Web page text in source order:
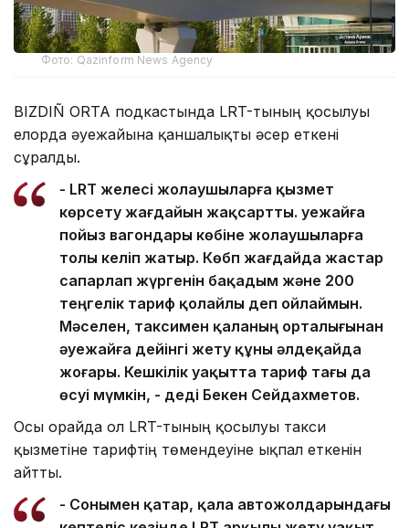
Фото: Qazinform News Agency
BIZDIÑ ORTA подкастында LRT-тының қосылуы
елорда әуежайына қаншалықты әсер еткені
сұралды.
- LRT желесі жолаушыларға қызмет
көрсету жағдайын жақсартты. Әуежайға
пойыз вагондары көбіне жолаушыларға
толы келіп жатыр. Көбп жағдайда жастар
сапарлап жүргенін бақадым және 200
теңгелік тариф қолайлы деп ойлаймын.
Мәселен, таксимен қаланың орталығынан
әуежайға дейінгі жету құны әлдеқайда
жоғары. Кешкілік уақытта тариф тағы да
өсуі мүмкін, - деді Бекен Сейдахметов.
Осы орайда ол LRT-тының қосылуы такси
қызметіне тарифтің төмендеуіне ықпал еткенін
айтты.
- Сонымен қатар, қала автожолдарындағы